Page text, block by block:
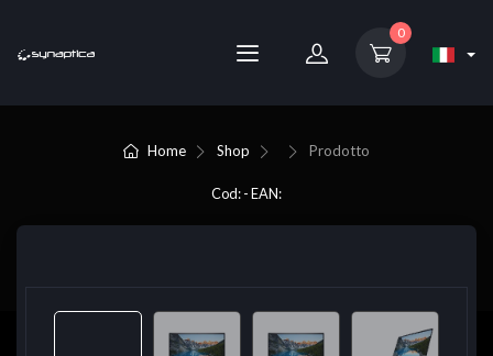
0
Home Shop Prodotto
Cod: - EAN: